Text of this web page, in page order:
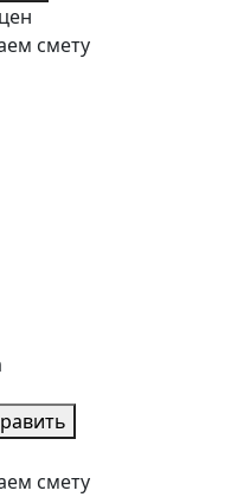
смету
смету